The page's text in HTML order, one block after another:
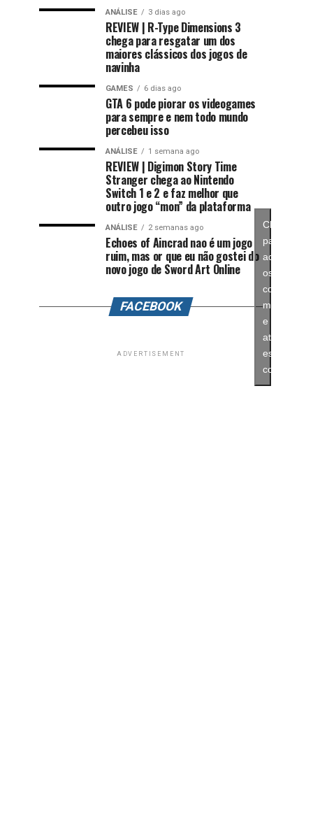
ANÁLISE 3 dias ago
REVIEW | R-Type Dimensions 3
chega para resgatar um dos
maiores clássicos dos jogos de
navinha
GAMES 6 dias ago
GTA 6 pode piorar os videogames
para sempre e nem todo mundo
percebeu isso
ANÁLISE 1 semana ago
REVIEW | Digimon Story Time
Stranger chega ao Nintendo
Switch 1 e 2 e faz melhor que
outro jogo “mon” da plataforma
ANÁLISE 2 semanas ago
Echoes of Aincrad nao é um jogo
ruim, mas or que eu não gostei do
novo jogo de Sword Art Online
FACEBOOK
Clique
para
aceitar
os
cookies
marketing
e
ativar
este
conteúdo
ADVERTISEMENT